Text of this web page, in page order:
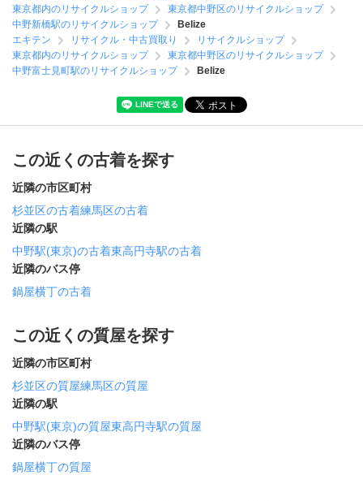
東京都内のリサイクルショップ
東京都中野区のリサイクルショップ
中野新橋駅のリサイクルショップ
Belize
エキテン
リサイクル・中古買取り
リサイクルショップ
東京都内のリサイクルショップ
東京都中野区のリサイクルショップ
中野富士見町駅のリサイクルショップ
Belize
この近くの古着を探す
近隣の市区町村
杉並区の古着練馬区の古着
近隣の駅
中野駅(東京)の古着東高円寺駅の古着
近隣のバス停
鍋屋横丁の古着
この近くの質屋を探す
近隣の市区町村
杉並区の質屋練馬区の質屋
近隣の駅
中野駅(東京)の質屋東高円寺駅の質屋
近隣のバス停
鍋屋横丁の質屋